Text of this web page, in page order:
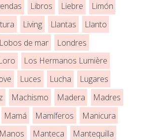
Libros Liebre
Limón
Living Llantas
Llanto
Lobos de mar
Londres
Los Hermanos Lumière
Luces Lucha
Lugares
Machismo Madera
Madres
Mamá Mamíferos
Manicura
Manos Manteca
Mantequilla